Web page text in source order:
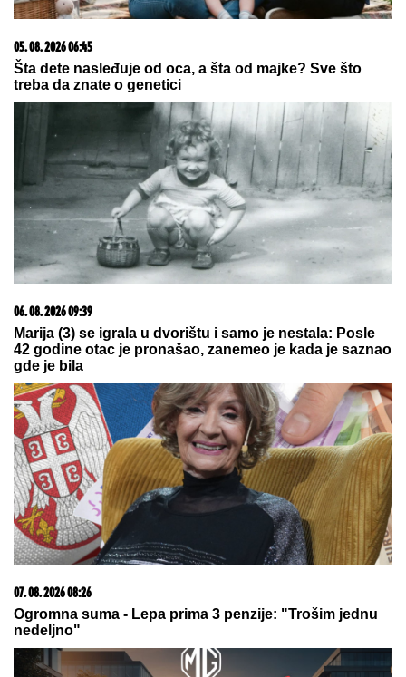
05. 08. 2026 06:45
Šta dete nasleđuje od oca, a šta od majke? Sve što
treba da znate o genetici
06. 08. 2026 09:39
Marija (3) se igrala u dvorištu i samo je nestala: Posle
42 godine otac je pronašao, zanemeo je kada je saznao
gde je bila
07. 08. 2026 08:26
Ogromna suma - Lepa prima 3 penzije: "Trošim jednu
nedeljno"